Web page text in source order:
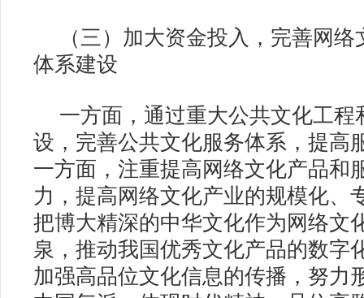
（三）加大资金投入，完善网
体系建设
一方面，通过重大公共文化工程
设，完善公共文化服务体系，提高
一方面，注重提高网络文化产品和
力，提高网络文化产业的规模化、
把博大精深的中华文化作为网络文
泉，推动我国优秀文化产品的数字
加强高品位文化信息的传播，努力